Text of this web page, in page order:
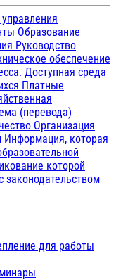
Образование
Руководство
обеспечение
Доступная среда
Платные
(перевода)
Организация
Информация, которая
которой
законодательством
для работы